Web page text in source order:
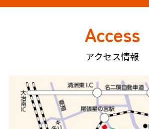
Access
アクセス情報